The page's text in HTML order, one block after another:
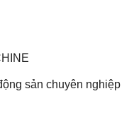
sản chuyên nghiệp